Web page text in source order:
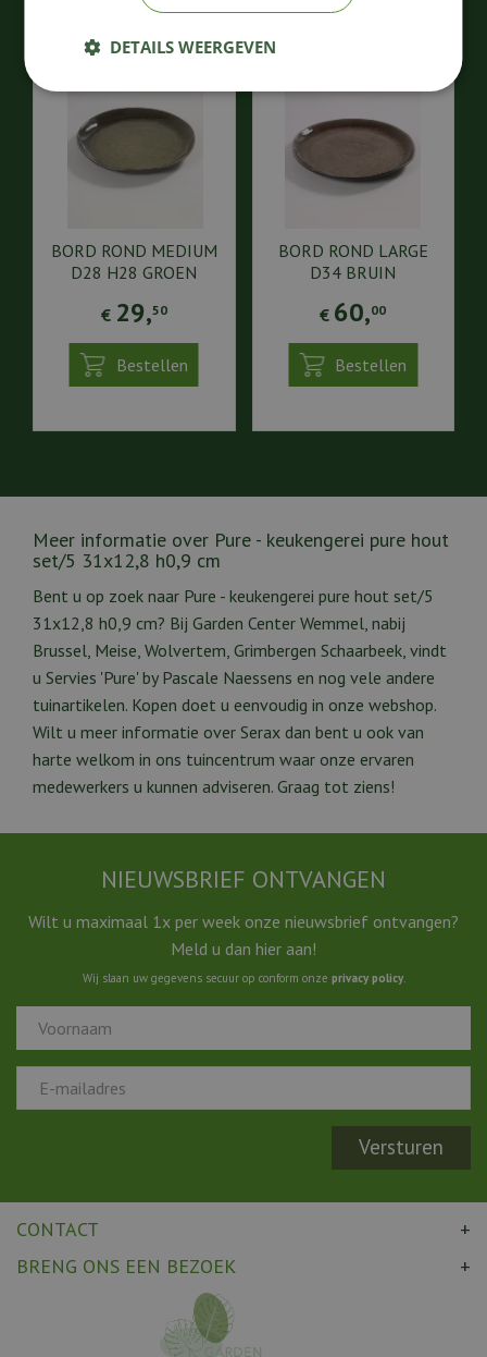
BORD ROND MEDIUM
D28 H28 GROEN
€ 29,50
Bestellen
BORD ROND LARGE
D34 BRUIN
€ 60,00
Bestellen
Meer informatie over Pure - keukengerei pure hout
set/5 31x12,8 h0,9 cm
Bent u op zoek naar Pure - keukengerei pure hout set/5
31x12,8 h0,9 cm? Bij Garden Center Wemmel, nabij
Brussel, Meise, Wolvertem, Grimbergen Schaarbeek, vindt
u Servies 'Pure' by Pascale Naessens en nog vele andere
tuinartikelen. Kopen doet u eenvoudig in onze webshop.
Wilt u meer informatie over Serax dan bent u ook van
harte welkom in ons tuincentrum waar onze ervaren
medewerkers u kunnen adviseren. Graag tot ziens!
NIEUWSBRIEF ONTVANGEN
Wilt u maximaal 1x per week onze nieuwsbrief ontvangen?
Meld u dan hier aan!
Wij slaan uw gegevens secuur op conform onze privacy policy.
CONTACT
BRENG ONS EEN BEZOEK
DETAILS WEERGEVEN